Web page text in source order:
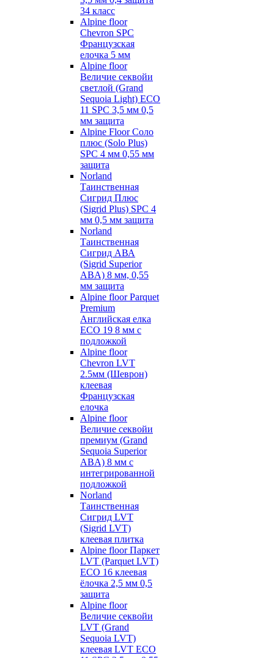
34 класс
Alpine floor
Chevron SPC
Французская
елочка 5 мм
Alpine floor
Величие секвойи
светлой (Grand
Sequoia Light) ECO
11 SPC 3,5 мм 0,5
мм защита
Alpine Floor Соло
плюс (Solo Plus)
SPC 4 мм 0,55 мм
защита
Norland
Таинственная
Сигрид Плюс
(Sigrid Plus) SPC 4
мм 0,5 мм защита
Norland
Таинственная
Сигрид АВА
(Sigrid Superior
ABA) 8 мм, 0,55
мм защита
Alpine floor Parquet
Premium
Английская елка
ECO 19 8 мм с
подложкой
Alpine floor
Chevron LVT
2.5мм (Шеврон)
клеевая
Французская
елочка
Alpine floor
Величие секвойи
премиум (Grand
Sequoia Superior
ABA) 8 мм с
интегрированной
подложкой
Norland
Таинственная
Сигрид LVT
(Sigrid LVT)
клеевая плитка
Alpine floor Паркет
LVT (Parquet LVT)
ECO 16 клеевая
ёлочка 2,5 мм 0,5
защита
Alpine floor
Величие секвойи
LVT (Grand
Sequoia LVT)
клеевая LVT ECO